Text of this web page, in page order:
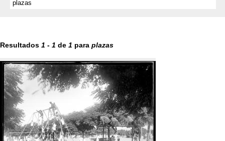
Resultados 1 - 1 de 1 para plazas